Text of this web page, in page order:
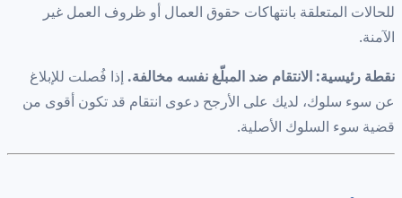
للحالات المتعلقة بانتهاكات حقوق العمال أو ظروف العمل غير
الآمنة.
نقطة رئيسية: الانتقام ضد المبلّغ نفسه مخالفة. إذا فُصلت للإبلاغ
عن سوء سلوك، لديك على الأرجح دعوى انتقام قد تكون أقوى من
قضية سوء السلوك الأصلية.